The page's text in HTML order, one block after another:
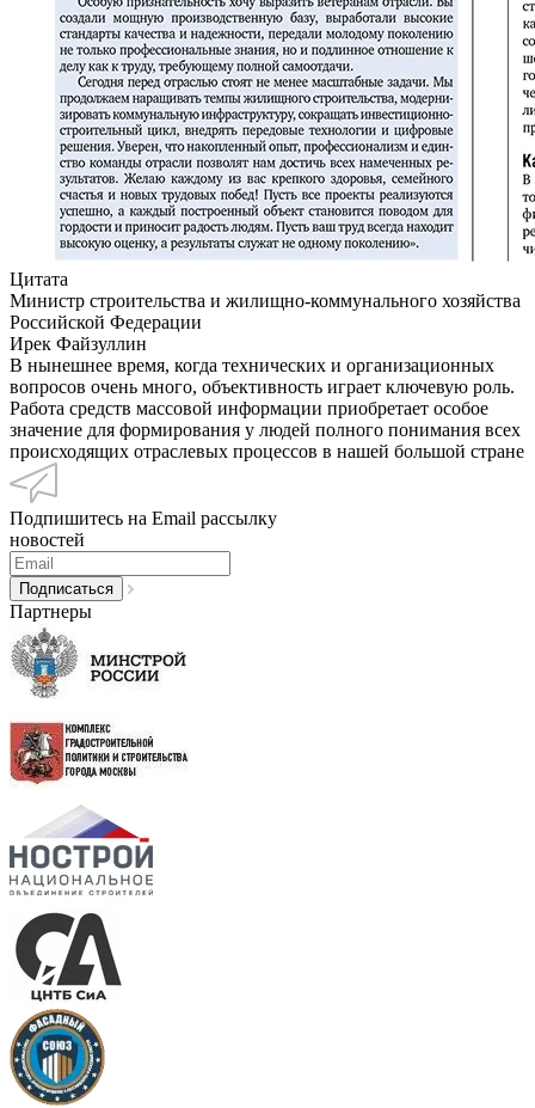
Цитата
Министр строительства и жилищно-коммунального хозяйства
Российской Федерации
Ирек Файзуллин
В нынешнее время, когда технических и организационных
вопросов очень много, объективность играет ключевую роль.
Работа средств массовой информации приобретает особое
значение для формирования у людей полного понимания всех
происходящих отраслевых процессов в нашей большой стране
Подпишитесь на Email рассылку
новостей
Партнеры